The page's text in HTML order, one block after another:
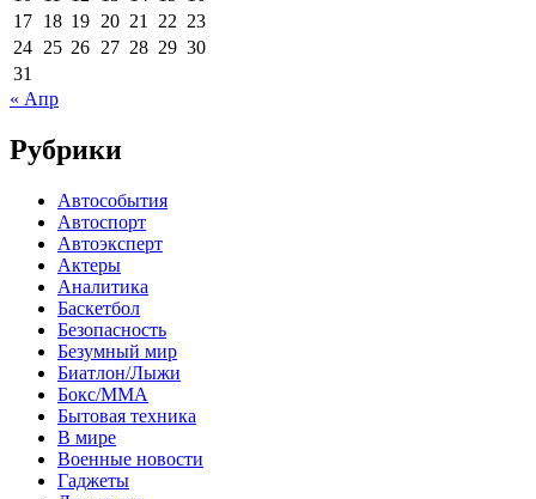
17 18 19 20 21 22 23
24 25 26 27 28 29 30
31
« Апр
Рубрики
Автособытия
Автоспорт
Автоэксперт
Актеры
Аналитика
Баскетбол
Безопасность
Безумный мир
Биатлон/Лыжи
Бокс/MMA
Бытовая техника
В мире
Военные новости
Гаджеты